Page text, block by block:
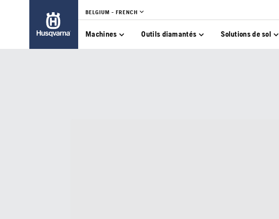
BELGIUM - FRENCH
Machines Outils diamantés Solutions de sol